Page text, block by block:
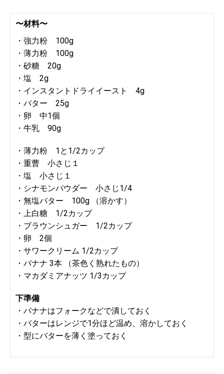
〜材料〜
・強力粉 100g
・薄力粉 100g
・砂糖 20g
・塩 2g
・インスタントドライイースト 4g
・バター 25g
・卵 中1個
・牛乳 90g
・薄力粉 1と1/2カップ
・重曹 小さじ１
・塩 小さじ１
・シナモンパウダー 小さじ1/4
・無塩バター 100g （溶かす）
・上白糖 1/2カップ
・ブラウンシュガー 1/2カップ
・卵 2個
・サワークリーム 1/2カップ
・バナナ 3本 （茶色く熟れたもの）
・マカダミアナッツ 1/3カップ
下準備
・バナナはフォークなどで潰しておく
・バターはレンジで1分ほど温め、溶かしておく
・型にバターを薄く塗っておく